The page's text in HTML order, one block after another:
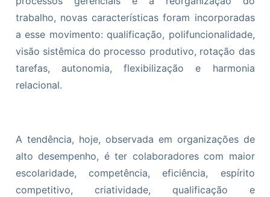
trabalho, novas características foram incorporadas
a esse movimento: qualificação, polifuncionalidade,
visão sistêmica do processo produtivo, rotação das
tarefas, autonomia, flexibilização e harmonia
relacional.
A tendência, hoje, observada em organizações de
alto desempenho, é ter colaboradores com maior
escolaridade, competência, eficiência, espírito
competitivo, criatividade, qualificação e